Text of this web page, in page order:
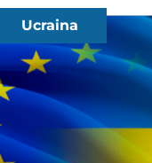
Ucraina